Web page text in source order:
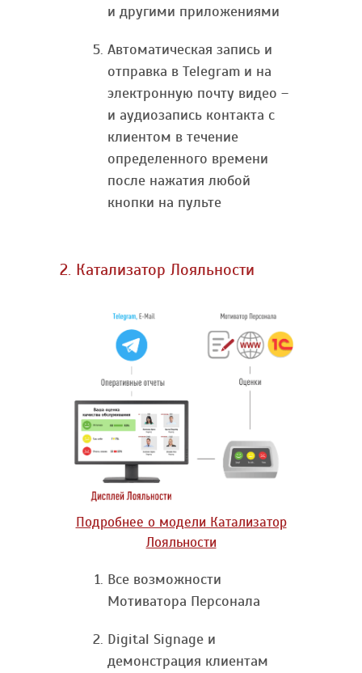
и другими приложениями
Автоматическая запись и
отправка в Telegram и на
электронную почту видео –
и аудиозапись контакта с
клиентом в течение
определенного времени
после нажатия любой
кнопки на пульте
2. Катализатор Лояльности
Подробнее о модели Катализатор
Лояльности
Все возможности
Мотиватора Персонала
Digital Signage и
демонстрация клиентам